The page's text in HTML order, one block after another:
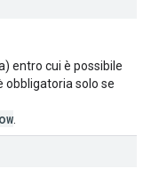
entro cui è possibile
obbligatoria solo se